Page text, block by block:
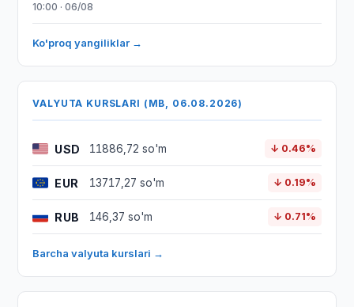
10:00 · 06/08
Ko'proq yangiliklar →
VALYUTA KURSLARI (MB, 06.08.2026)
USD 11886,72 so'm ↓ 0.46%
EUR 13717,27 so'm ↓ 0.19%
RUB 146,37 so'm ↓ 0.71%
Barcha valyuta kurslari →